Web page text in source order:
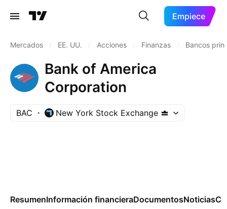
Empiece
Mercados EE. UU. Acciones Finanzas Bancos
Bank of America
Corporation
BAC New York Stock Exchange
ResumenInformación financieraDocumentosNoticias